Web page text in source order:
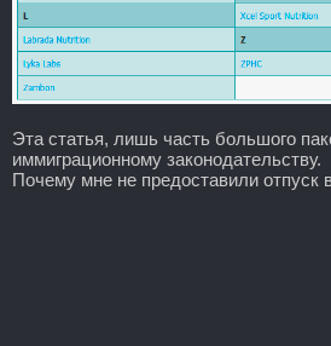
Эта статья, лишь часть большого
иммиграционному законодательству.
Почему мне не предоставили отпуск